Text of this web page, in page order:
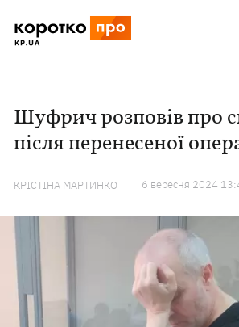
Шуфрич розповів про
після перенесеної
КРІСТІНА МАРТИНКО 6 вересня 2024